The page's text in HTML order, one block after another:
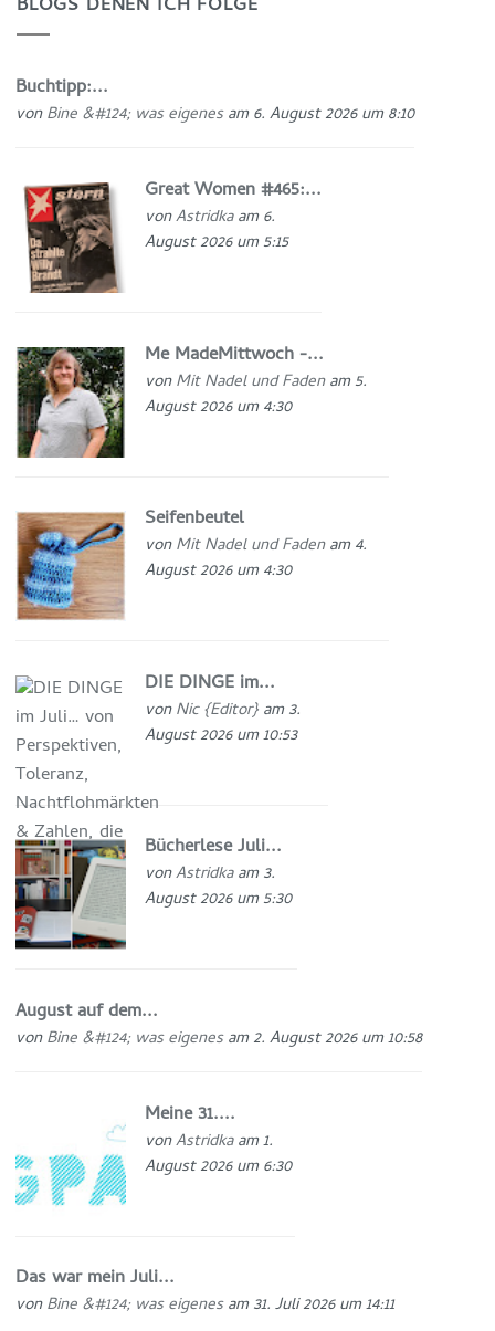
Buchtipp:...
vonBine &#124; was eigenesam 6. August 2026 um 8:10
Great Women #465:...
vonAstridkaam 6.
August 2026 um 5:15
Me MadeMittwoch -...
vonMit Nadel und Fadenam 5.
August 2026 um 4:30
Seifenbeutel
vonMit Nadel und Fadenam 4.
August 2026 um 4:30
DIE DINGE im...
vonNic {Editor} am 3.
August 2026 um 10:53
Bücherlese Juli...
vonAstridkaam 3.
August 2026 um 5:30
August auf dem...
vonBine &#124; was eigenesam 2. August 2026 um 10:58
Meine 31....
vonAstridkaam 1.
August 2026 um 6:30
Das war mein Juli...
vonBine &#124; was eigenesam 31. Juli 2026 um 14:11